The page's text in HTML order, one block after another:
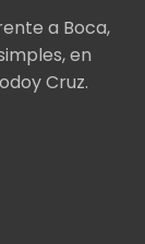
a Boca,
en
Cruz.